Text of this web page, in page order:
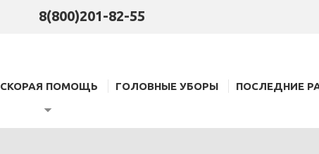
8(800)201-82-55
СКОРАЯ ПОМОЩЬ ГОЛОВНЫЕ УБОРЫ ПОСЛЕДНИЕ